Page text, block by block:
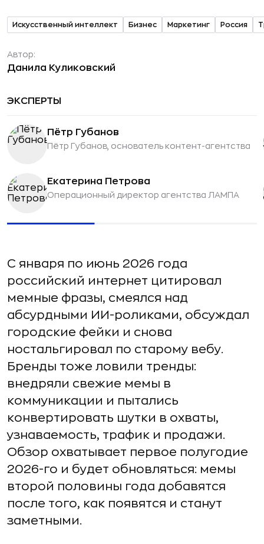
Искусственный интеллект Бизнес Маркетинг Россия
Автор:
Данила Куликовский
ЭКСПЕРТЫ
Пётр Губанов
Пётр Губанов, основатель контент-агентства
Екатерина Петрова
Операционный директор агентства ЛАМПА
С января по июнь 2026 года
российский интернет цитировал
мемные фразы, смеялся над
абсурдными ИИ-роликами, обсуждал
городские фейки и снова
ностальгировал по старому вебу.
Бренды тоже ловили тренды:
внедряли свежие мемы в
коммуникации и пытались
конвертировать шутки в охваты,
узнаваемость, трафик и продажи.
Обзор охватывает первое полугодие
2026-го и будет обновляться: мемы
второй половины года добавятся
после того, как появятся и станут
заметными.